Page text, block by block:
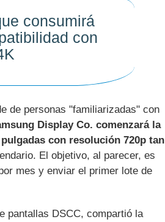
consumirá
con
de personas "familiarizadas" con
Display Co. comenzará la
con resolución 720p tan
El objetivo, al parecer, es
mes y enviar el primer lote de
pantallas DSCC, compartió la